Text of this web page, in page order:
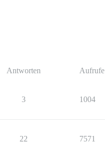
Antworten Aufrufe
3 1004
22 7571